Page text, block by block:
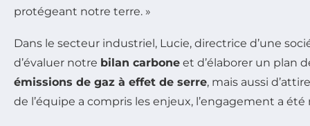
protégeant notre terre. »
Dans le secteur industriel, Lucie, directrice d’une
d’évaluer notre bilan carbone et d’élaborer un plan
émissions de gaz à effet de serre, mais aussi
de l’équipe a compris les enjeux, l’engagement a été